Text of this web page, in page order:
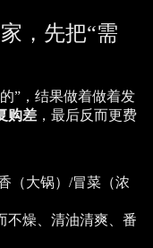
，先把“需
”，结果做着做着发
购差 ，最后反而更费
（大锅）/冒菜（浓
不燥、清油清爽、番